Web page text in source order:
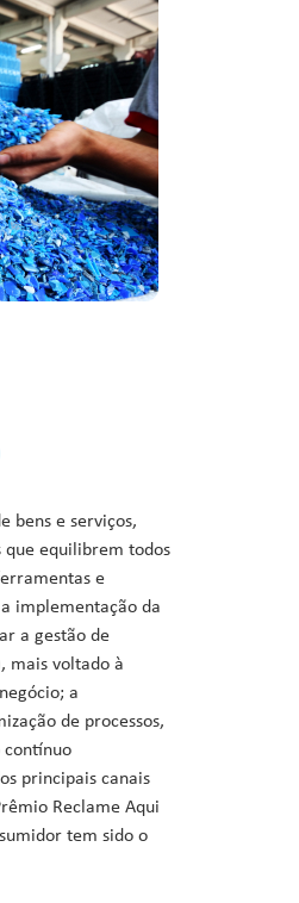
bens e serviços,
que equilibrem todos
e
implementação da
a gestão de
mais voltado à
a
de processos,
contínuo
principais canais
Reclame Aqui
tem sido o